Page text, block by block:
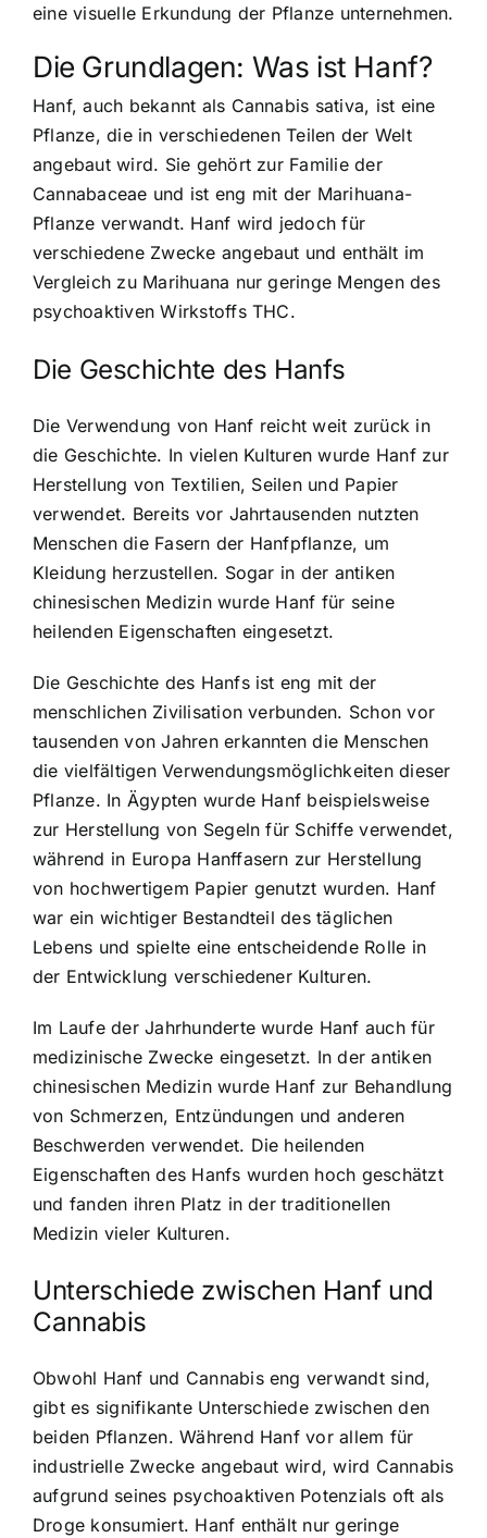
eine visuelle Erkundung der Pflanze unternehmen.
Die Grundlagen: Was ist Hanf?
Hanf, auch bekannt als Cannabis sativa, ist eine
Pflanze, die in verschiedenen Teilen der Welt
angebaut wird. Sie gehört zur Familie der
Cannabaceae und ist eng mit der Marihuana-
Pflanze verwandt. Hanf wird jedoch für
verschiedene Zwecke angebaut und enthält im
Vergleich zu Marihuana nur geringe Mengen des
psychoaktiven Wirkstoffs THC.
Die Geschichte des Hanfs
Die Verwendung von Hanf reicht weit zurück in
die Geschichte. In vielen Kulturen wurde Hanf zur
Herstellung von Textilien, Seilen und Papier
verwendet. Bereits vor Jahrtausenden nutzten
Menschen die Fasern der Hanfpflanze, um
Kleidung herzustellen. Sogar in der antiken
chinesischen Medizin wurde Hanf für seine
heilenden Eigenschaften eingesetzt.
Die Geschichte des Hanfs ist eng mit der
menschlichen Zivilisation verbunden. Schon vor
tausenden von Jahren erkannten die Menschen
die vielfältigen Verwendungsmöglichkeiten dieser
Pflanze. In Ägypten wurde Hanf beispielsweise
zur Herstellung von Segeln für Schiffe verwendet,
während in Europa Hanffasern zur Herstellung
von hochwertigem Papier genutzt wurden. Hanf
war ein wichtiger Bestandteil des täglichen
Lebens und spielte eine entscheidende Rolle in
der Entwicklung verschiedener Kulturen.
Im Laufe der Jahrhunderte wurde Hanf auch für
medizinische Zwecke eingesetzt. In der antiken
chinesischen Medizin wurde Hanf zur Behandlung
von Schmerzen, Entzündungen und anderen
Beschwerden verwendet. Die heilenden
Eigenschaften des Hanfs wurden hoch geschätzt
und fanden ihren Platz in der traditionellen
Medizin vieler Kulturen.
Unterschiede zwischen Hanf und
Cannabis
Obwohl Hanf und Cannabis eng verwandt sind,
gibt es signifikante Unterschiede zwischen den
beiden Pflanzen. Während Hanf vor allem für
industrielle Zwecke angebaut wird, wird Cannabis
aufgrund seines psychoaktiven Potenzials oft als
Droge konsumiert. Hanf enthält nur geringe